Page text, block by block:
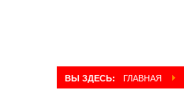
ВЫ ЗДЕСЬ: ГЛАВНАЯ